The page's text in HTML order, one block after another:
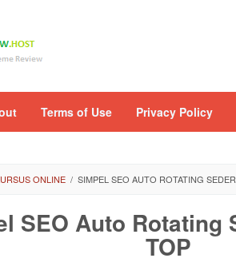
Terms of Use Privacy Policy
ONLINE / SIMPEL SEO AUTO ROTATING
SEO Auto Rotating
TOP